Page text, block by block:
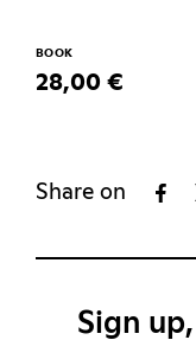
BOOK
28,00 €
Share on
Sign